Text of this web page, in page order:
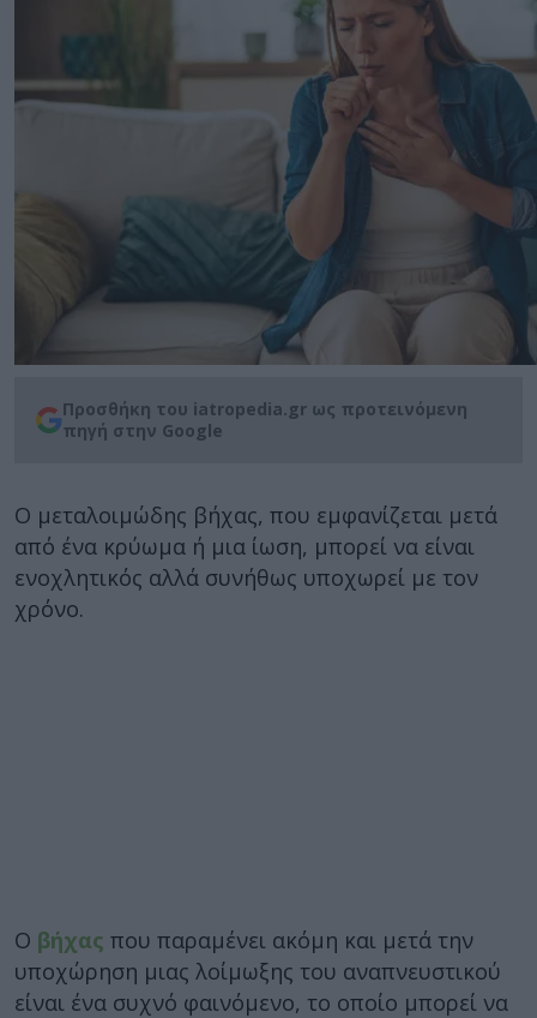
Προσθήκη του iatropedia.gr ως προτεινόμενη
πηγή στην Google
Ο μεταλοιμώδης βήχας, που εμφανίζεται μετά
από ένα κρύωμα ή μια ίωση, μπορεί να είναι
ενοχλητικός αλλά συνήθως υποχωρεί με τον
χρόνο.
Ο βήχας που παραμένει ακόμη και μετά την
υποχώρηση μιας λοίμωξης του αναπνευστικού
είναι ένα συχνό φαινόμενο, το οποίο μπορεί να